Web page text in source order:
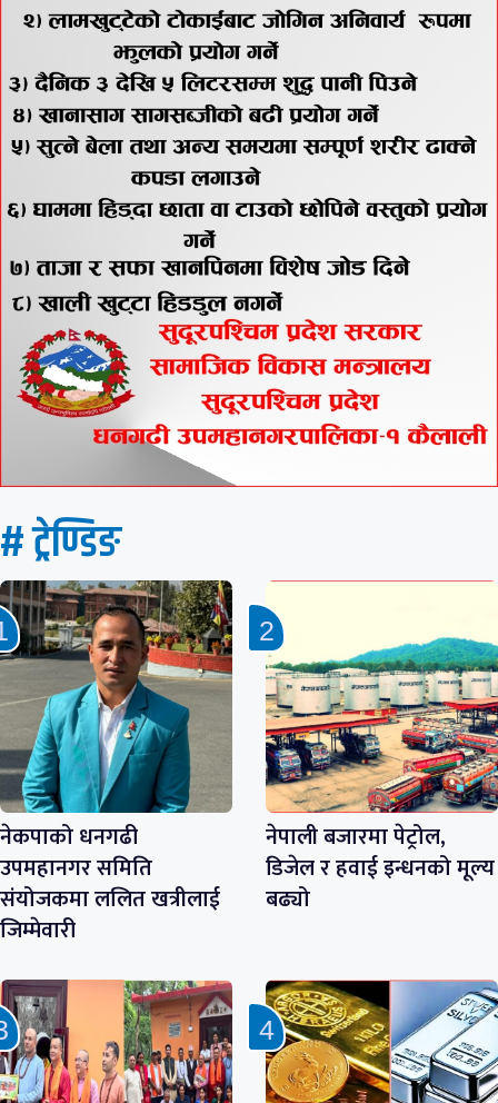
# ट्रेण्डिङ
नेकपाको धनगढी
उपमहानगर समिति
संयोजकमा ललित खत्रीलाई
जिम्मेवारी
नेपाली बजारमा पेट्रोल,
डिजेल र हवाई इन्धनको मूल्य
बढ्यो